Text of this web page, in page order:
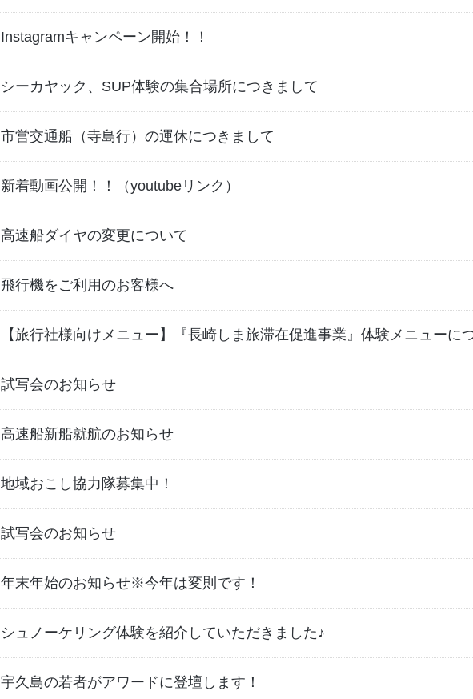
Instagramキャンペーン開始！！
シーカヤック、SUP体験の集合場所につきまして
市営交通船（寺島行）の運休につきまして
新着動画公開！！（youtubeリンク）
高速船ダイヤの変更について
飛行機をご利用のお客様へ
【旅行社様向けメニュー】『長崎しま旅滞在促進事業』体験メニューに
試写会のお知らせ
高速船新船就航のお知らせ
地域おこし協力隊募集中！
試写会のお知らせ
年末年始のお知らせ※今年は変則です！
シュノーケリング体験を紹介していただきました♪
宇久島の若者がアワードに登壇します！